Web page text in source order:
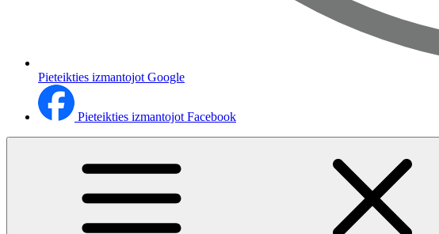
Pieteikties izmantojot Google
Pieteikties izmantojot Facebook